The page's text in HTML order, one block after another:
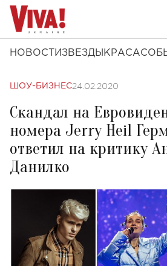
НОВОСТИ ЗВЕЗДЫ КРАСА
ШОУ-БИЗНЕС24.02.2020
Скандал на
номера Jerry Heil
ответил на критику
Данилко